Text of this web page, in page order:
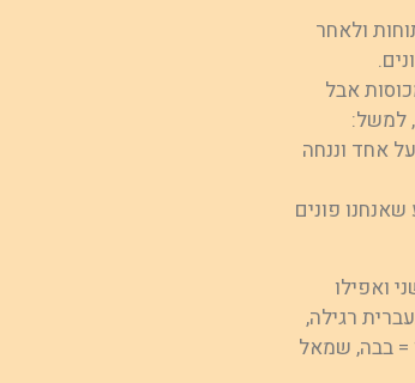
ולאחר
אבל
למשל:
אחד וננחה
פונים
ואפילו
רגילה,
= בבה, שמאל